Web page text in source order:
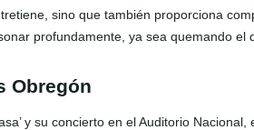
sino que también proporciona
profundamente, ya sea quemando el
Obregón
y su concierto en el Auditorio